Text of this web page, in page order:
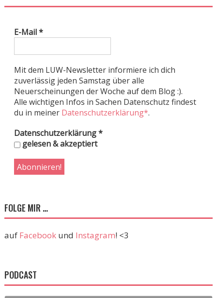
E-Mail*
Mit dem LUW-Newsletter informiere ich dich
zuverlässig jeden Samstag über alle
Neuerscheinungen der Woche auf dem Blog :).
Alle wichtigen Infos in Sachen Datenschutz findest
du in meiner Datenschutzerklärung*.
Datenschutzerklärung*
gelesen & akzeptiert
FOLGE MIR …
auf Facebookund Instagram! <3
PODCAST